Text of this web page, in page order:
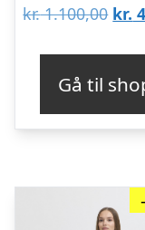
kr.1.100,00 Den
kr.
kr.
Gå til